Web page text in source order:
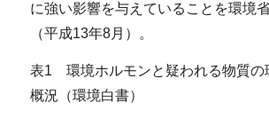
に強い影響を与えていることを環境
（平成13年8月）。
表1 環境ホルモンと疑われる物質の
概況（環境白書）